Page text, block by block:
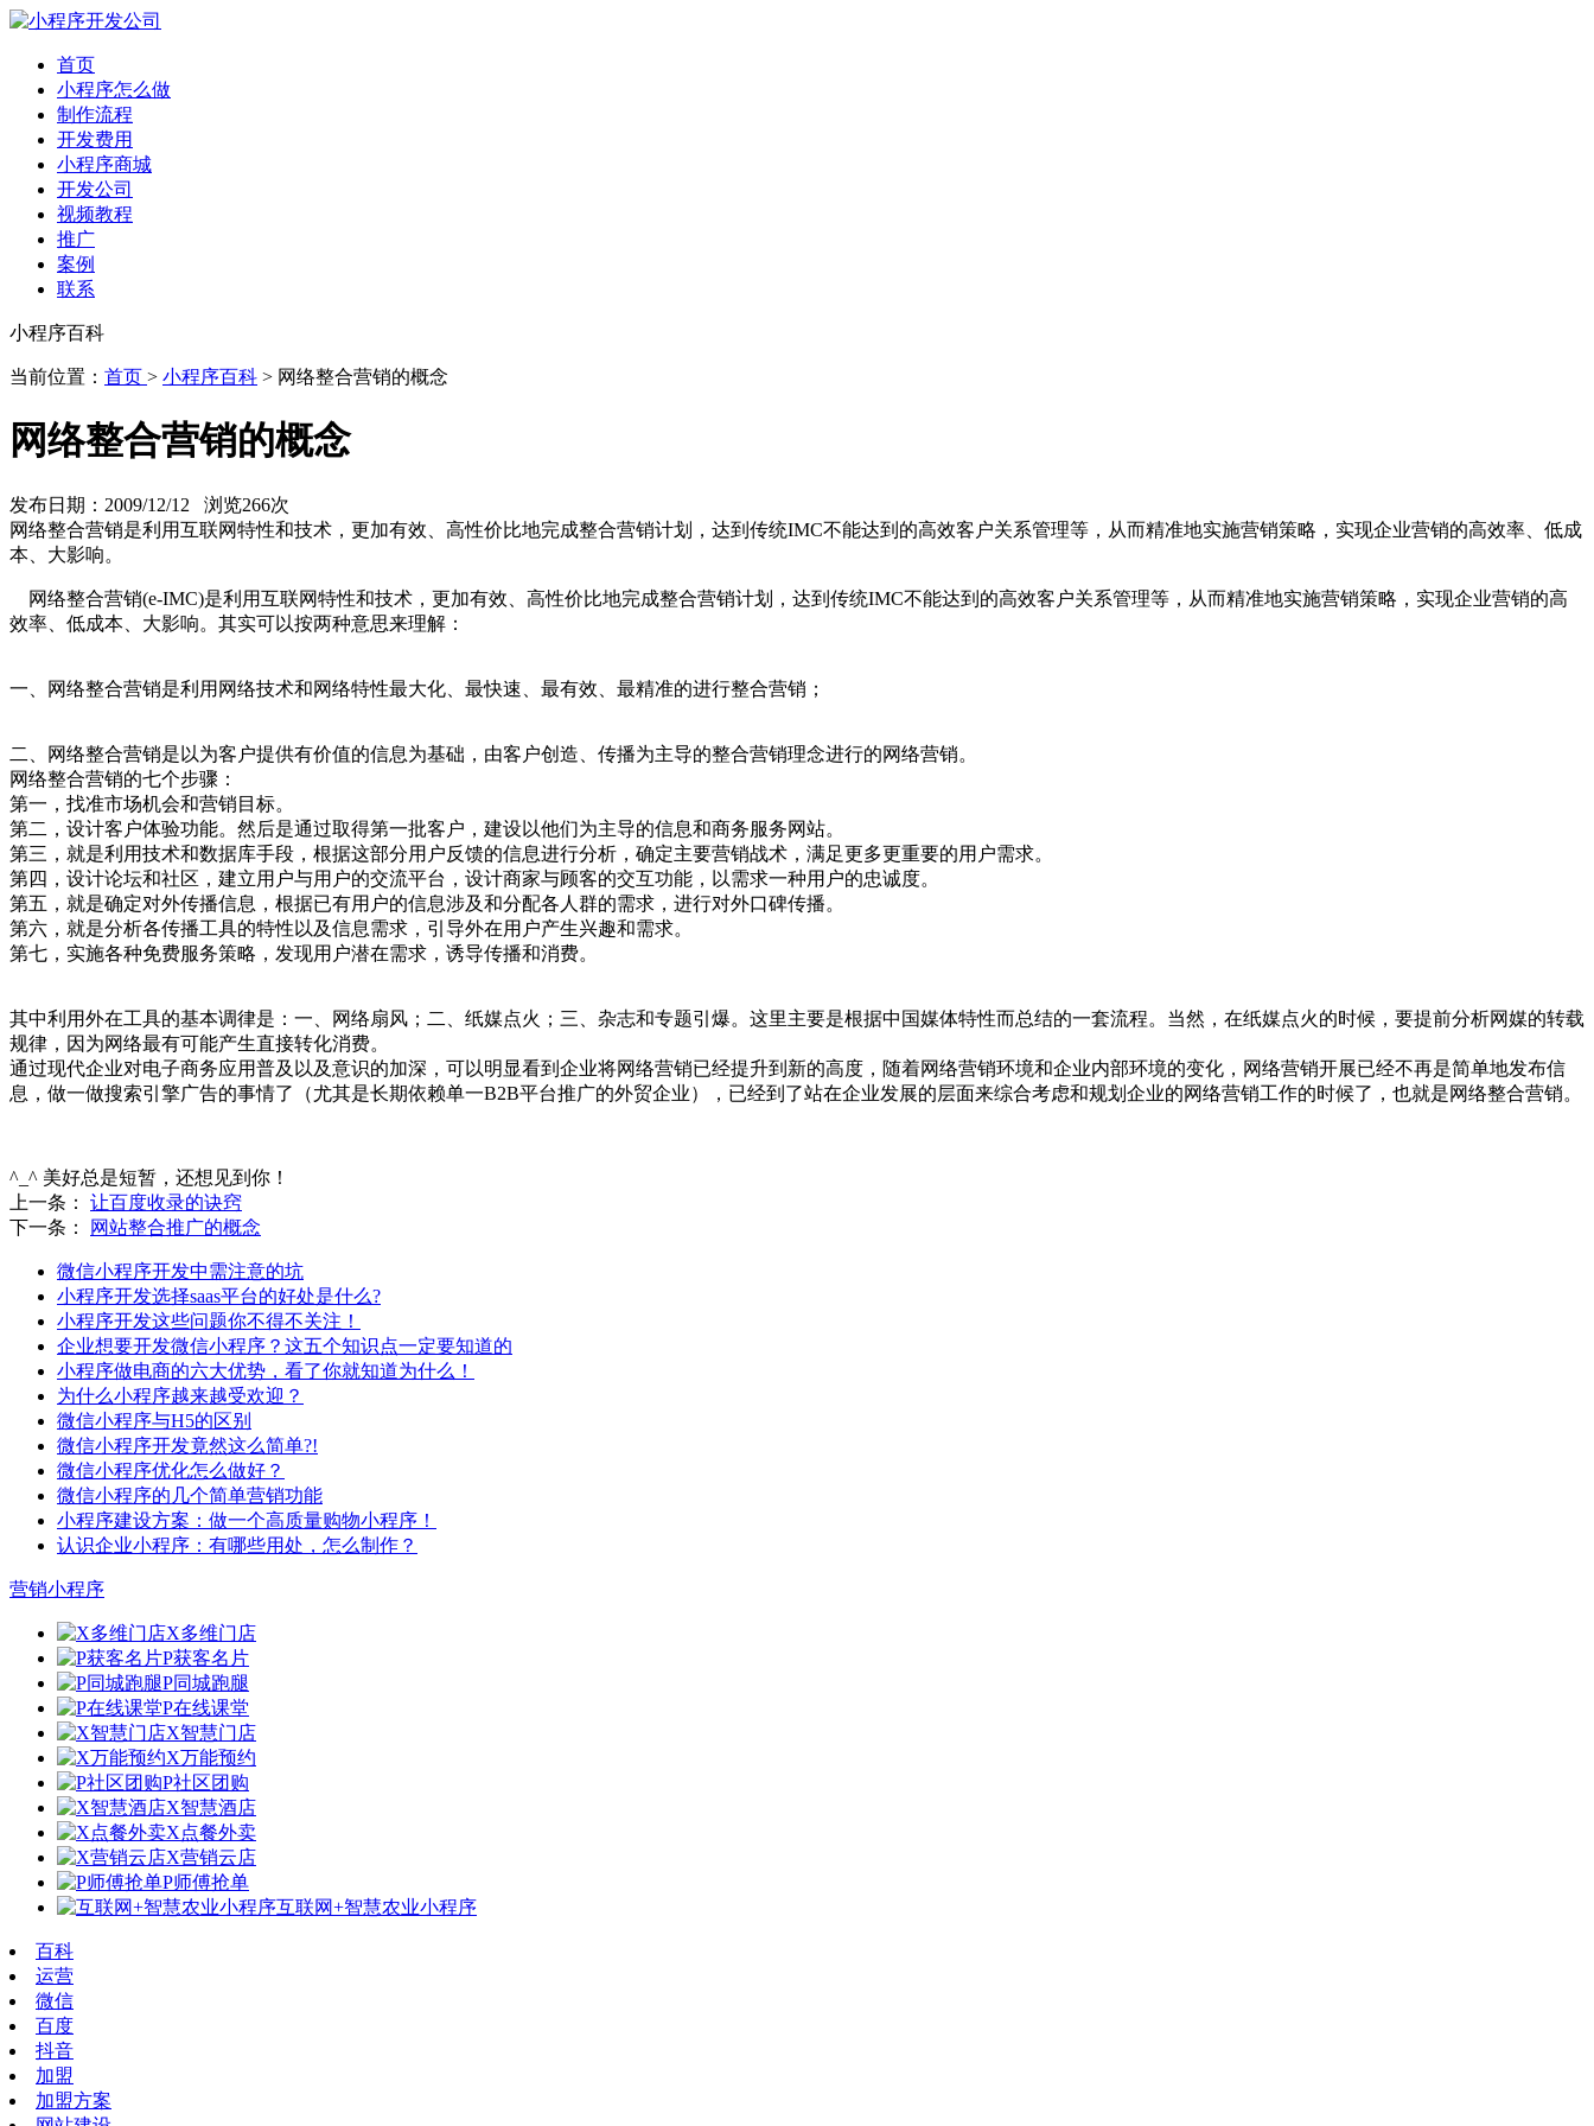
首页
小程序怎么做
制作流程
开发费用
小程序商城
开发公司
视频教程
推广
案例
联系
小程序百科
当前位置： 首页 > 小程序百科 > 网络整合营销的概念
网络整合营销的概念
发布日期：2009/12/12 浏览266次
网络整合营销是利用互联网特性和技术，更加有效、高性价比地完成整合营销计划，达到传统IMC不能达到的高效客户关系管理等，从而精准地实施营销策略，实现企业营销的高效率、低成
本、大影响。
网络整合营销(e-IMC)是利用互联网特性和技术，更加有效、高性价比地完成整合营销计划，达到传统IMC不能达到的高效客户关系管理等，从而精准地实施营销策略，实现企业营销的高
效率、低成本、大影响。其实可以按两种意思来理解：
一、网络整合营销是利用网络技术和网络特性最大化、最快速、最有效、最精准的进行整合营销；
二、网络整合营销是以为客户提供有价值的信息为基础，由客户创造、传播为主导的整合营销理念进行的网络营销。
网络整合营销的七个步骤：
第一，找准市场机会和营销目标。
第二，设计客户体验功能。然后是通过取得第一批客户，建设以他们为主导的信息和商务服务网站。
第三，就是利用技术和数据库手段，根据这部分用户反馈的信息进行分析，确定主要营销战术，满足更多更重要的用户需求。
第四，设计论坛和社区，建立用户与用户的交流平台，设计商家与顾客的交互功能，以需求一种用户的忠诚度。
第五，就是确定对外传播信息，根据已有用户的信息涉及和分配各人群的需求，进行对外口碑传播。
第六，就是分析各传播工具的特性以及信息需求，引导外在用户产生兴趣和需求。
第七，实施各种免费服务策略，发现用户潜在需求，诱导传播和消费。
其中利用外在工具的基本调律是：一、网络扇风；二、纸媒点火；三、杂志和专题引爆。这里主要是根据中国媒体特性而总结的一套流程。当然，在纸媒点火的时候，要提前分析网媒的转载
规律，因为网络最有可能产生直接转化消费。
通过现代企业对电子商务应用普及以及意识的加深，可以明显看到企业将网络营销已经提升到新的高度，随着网络营销环境和企业内部环境的变化，网络营销开展已经不再是简单地发布信
息，做一做搜索引擎广告的事情了（尤其是长期依赖单一B2B平台推广的外贸企业），已经到了站在企业发展的层面来综合考虑和规划企业的网络营销工作的时候了，也就是网络整合营销。
^_^ 美好总是短暂，还想见到你！
上一条： 让百度收录的诀窍
下一条：
网站整合推广的概念
微信小程序开发中需注意的坑
小程序开发选择saas平台的好处是什么?
小程序开发这些问题你不得不关注！
企业想要开发微信小程序？这五个知识点一定要知道的
小程序做电商的六大优势，看了你就知道为什么！
为什么小程序越来越受欢迎？
微信小程序与H5的区别
微信小程序开发竟然这么简单?!
微信小程序优化怎么做好？
微信小程序的几个简单营销功能
小程序建设方案：做一个高质量购物小程序！
认识企业小程序：有哪些用处，怎么制作？
营销小程序
X多维门店
P获客名片
P同城跑腿
P在线课堂
X智慧门店
X万能预约
P社区团购
X智慧酒店
X点餐外卖
X营销云店
P师傅抢单
互联网+智慧农业小程序
百科
运营
微信
百度
抖音
加盟
加盟方案